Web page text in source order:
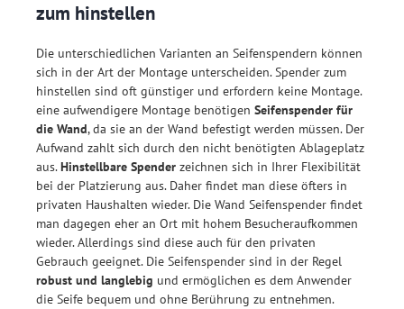
zum hinstellen
Die unterschiedlichen Varianten an Seifenspendern können
sich in der Art der Montage unterscheiden. Spender zum
hinstellen sind oft günstiger und erfordern keine Montage.
eine aufwendigere Montage benötigen Seifenspender für
die Wand, da sie an der Wand befestigt werden müssen. Der
Aufwand zahlt sich durch den nicht benötigten Ablageplatz
aus.Hinstellbare Spender zeichnen sich in Ihrer Flexibilität
bei der Platzierung aus. Daher findet man diese öfters in
privaten Haushalten wieder. Die Wand Seifenspender findet
man dagegen eher an Ort mit hohem Besucheraufkommen
wieder. Allerdings sind diese auch für den privaten
Gebrauch geeignet. Die Seifenspender sind in der Regel
robust und langlebig und ermöglichen es dem Anwender
die Seife bequem und ohne Berührung zu entnehmen.